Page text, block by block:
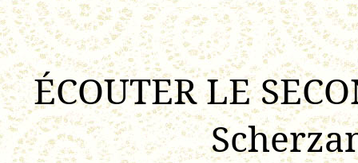
ÉCOUTER LE